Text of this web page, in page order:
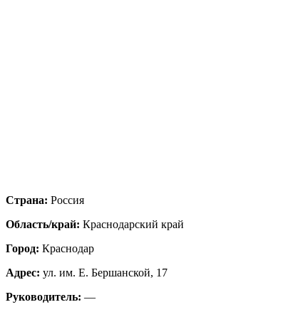
Страна: Россия
Область/край: Краснодарский край
Город: Краснодар
Адрес: ул. им. Е. Бершанской, 17
Руководитель: —